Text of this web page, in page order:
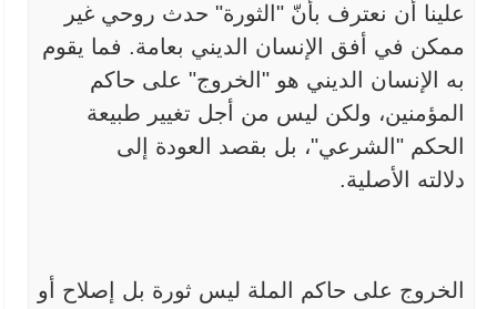
علينا أن نعترف بأنّ "الثورة" حدث روحي غير
ممكن في أفق الإنسان
الديني بعامة. فما يقوم
به الإنسان الديني هو "الخروج" على حاكم
المؤمنين، ولكن ليس من أجل تغيير طبيعة
الحكم "الشرعي"، بل بقصد العودة إلى
دلالته
الأصلية.
الخروج على حاكم الملة ليس ثورة بل إصلاح أو